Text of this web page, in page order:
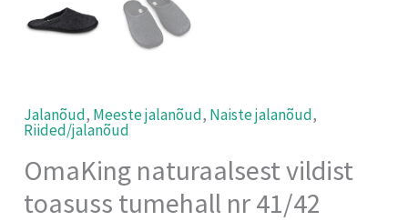
Jalanõud, Meeste jalanõud, Naiste jalanõud,
Riided/jalanõud
OmaKing naturaalsest vildist
toasuss tumehall nr 41/42